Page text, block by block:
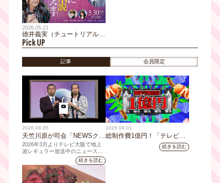
2026.05.21
徳井義実（チュートリアル）
×桃月なしこ W主演 「令和
に官能小説作ってます」 5月
30日（土）スペシャルイベン
ト 「令和に官能小説読んで
定！ 本日よりチケット発売
Pick UP
記事 会員限定
2026.08.05
天竺川原が司会「NEWSクラ
イシス」チャンネル登録者数
10万人突破！テレビ大阪の番
組史上最速記録を更新
2026年3月よりテレビ大阪で地上
波レギュラー放送中のニュース番
組「NEWSクライシス」が、この
たび2026年7月12日(日)に、
YouTubeチャンネル登録者数10万
人を達成しました。
続きを読む
2026.08.01
総制作費1億円！「テレビ大
阪ネクストIPプロジェクト」
第1弾採用企画が決定 第2弾
続きを読む